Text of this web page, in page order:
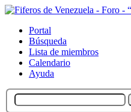
Portal
Búsqueda
Lista de miembros
Calendario
Ayuda